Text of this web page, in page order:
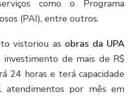
como o Programa
(PAI), entre outros.
vistoriou as obras da UPA
investimento de mais de R$
24 horas e terá capacidade
atendimentos por mês em